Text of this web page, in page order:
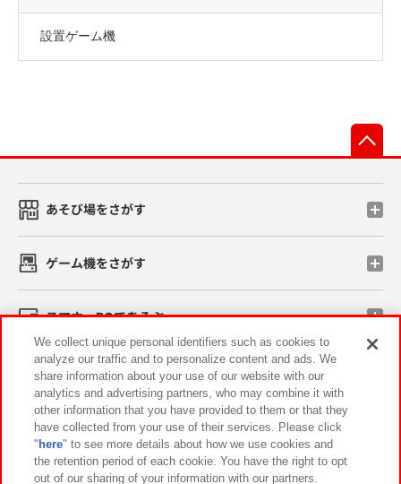
設置ゲーム機
あそび場をさがす
ゲーム機をさがす
スマホ・PCであそぶ
イベント・キャンペーン
関連会社 サステナビリティ サイトポリシー
We collect unique personal identifiers such as cookies to
analyze our traffic and to personalize content and ads. We
share information about your use of our website with our
analytics and advertising partners, who may combine it with
other information that you have provided to them or that they
have collected from your use of their services. Please click
" here" to see more details about how we use cookies and
the retention period of each cookie. You have the right to opt
out of our sharing of your information with our partners.